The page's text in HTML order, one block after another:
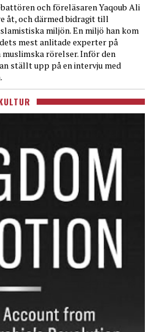
och föreläsaren Yaqoub Ali
åt, och därmed bidragit till
miljön. En miljö han kom
mest anlitade experter på
rörelser. Inför den
ställt upp på en intervju med